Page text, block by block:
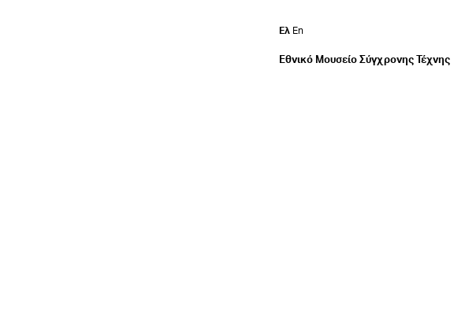
Ελ En
Εθνικό Μουσείο Σύγχρονης Τέχνης